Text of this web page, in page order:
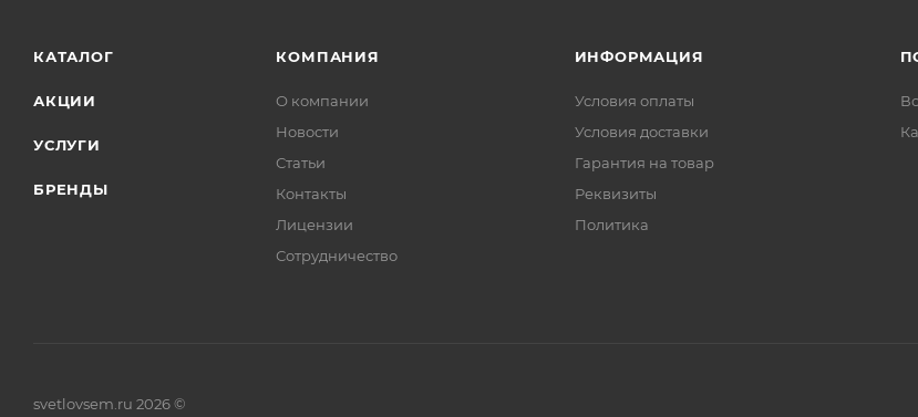
КАТАЛОГ
АКЦИИ
УСЛУГИ
БРЕНДЫ
КОМПАНИЯ
О компании
Новости
Статьи
Контакты
Лицензии
Сотрудничество
ИНФОРМАЦИЯ
Условия оплаты
Условия доставки
Гарантия на товар
Реквизиты
Политика
svetlovsem.ru 2026 ©